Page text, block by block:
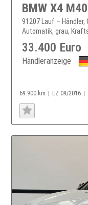
91207 Lauf – Händler,
Automatik, grau,
33.400 Euro
Händleranzeige
69.900 km EZ 09/2016